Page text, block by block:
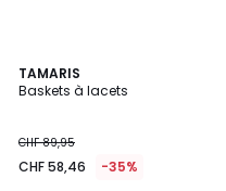
TAMARIS
Baskets à lacets
CHF 89,95
CHF 58,46 -35%
5
/
2
Couleurs